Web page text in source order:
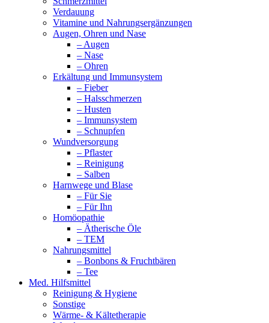
Verdauung
Vitamine und Nahrungsergänzungen
Augen, Ohren und Nase
– Augen
– Nase
– Ohren
Erkältung und Immunsystem
– Fieber
– Halsschmerzen
– Husten
– Immunsystem
– Schnupfen
Wundversorgung
– Pflaster
– Reinigung
– Salben
Harnwege und Blase
– Für Sie
– Für Ihn
Homöopathie
– Ätherische Öle
– TEM
Nahrungsmittel
– Bonbons & Fruchtbären
– Tee
Med. Hilfsmittel
Reinigung & Hygiene
Sonstige
Wärme- & Kältetherapie